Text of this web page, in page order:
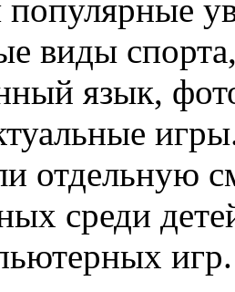
виды
язык,
отдельную
среди